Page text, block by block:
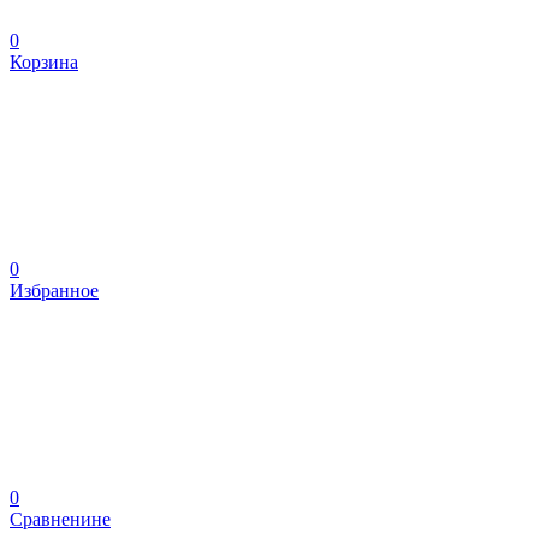
0
Корзина
0
Избранное
0
Сравненине